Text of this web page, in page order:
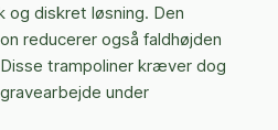
diskret løsning. Den
reducerer også faldhøjden
trampoliner kræver dog
under